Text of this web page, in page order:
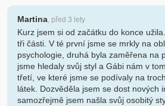
Martina, před 3 lety
Kurz jsem si od začátku do konce
tři části. V té první jsme se mrkly na
psychologie, druhá byla zaměřena na
jsme hledaly svůj styl a Gábi nám v
třetí, ve které jsme se podívaly na
látek. Dozvěděla jsem se dost nových
samozřejmě jsem našla svůj osobitý